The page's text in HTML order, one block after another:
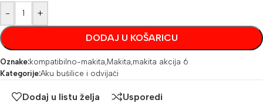
- +
DODAJ U KOŠARICU
Oznake:kompatibilno-makita,Makita,makita akcija 6
Kategorije:Aku bušilice i odvijači
Dodaj u listu želja Usporedi